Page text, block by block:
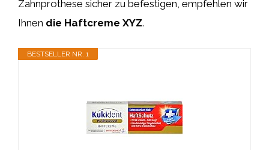
Zahnprothese sicher zu befestigen, empfehlen wir
Ihnen die Haftcreme XYZ.
BESTSELLER NR. 1